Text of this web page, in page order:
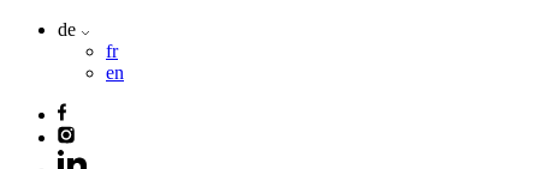
de
fr
en